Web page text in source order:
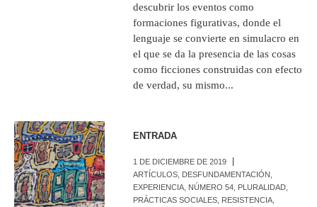
descubrir los eventos como
formaciones figurativas, donde el
lenguaje se convierte en simulacro en
el que se da la presencia de las cosas
como ficciones construidas con efecto
de verdad, su mismo...
ENTRADA
1 DE DICIEMBRE DE 2019
ARTÍCULOS DESFUNDAMENTACIÓN
EXPERIENCIA NÚMERO 54 PLURALIDAD
PRÁCTICAS SOCIALES RESISTENCIA